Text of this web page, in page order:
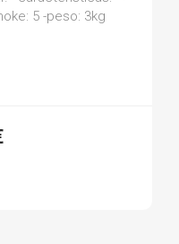
5 -peso: 3kg